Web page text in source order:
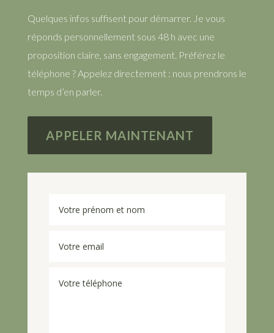
Quelques infos suffisent pour démarrer. Je vous
réponds personnellement sous 48 h avec une
proposition claire, sans engagement. Préférez le
téléphone ? Appelez directement : nous prendrons le
temps d’en parler.
APPELER MAINTENANT